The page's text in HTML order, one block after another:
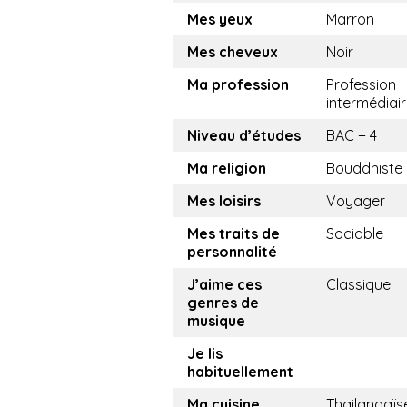
Mes yeux
Marron
Mes cheveux
Noir
Ma profession
Profession
Niveau d’études
BAC + 4
Ma religion
Bouddhiste
Mes loisirs
Voyager
Mes traits de
personnalité
Sociable
J’aime ces
genres de
musique
Classique
Je lis
habituellement